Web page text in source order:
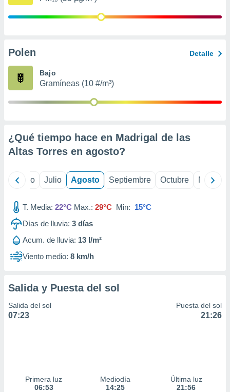
publicidad
1199
Polen Detalle
Bajo
Gramíneas (10 #/m³)
¿Qué tiempo hace en Madrigal de las
Altas Torres en agosto?
Junio Julio Agosto Septiembre Octubre
T. Media: 22°C Max.: 29°C Min: 15°C
Días de lluvia: 3 días
Acum. de lluvia: 13 l/m²
Viento medio: 8 km/h
Salida y Puesta del sol
Salida del sol
07:23
Puesta del sol
21:26
Primera luz
06:53
Mediodía
14:25
Última luz
21:56